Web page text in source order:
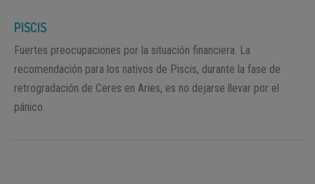
PISCIS
Fuertes preocupaciones por la situación financiera. La
recomendación para los nativos de Piscis, durante la fase de
retrogradación de Ceres en Aries, es no dejarse llevar por el
pánico.